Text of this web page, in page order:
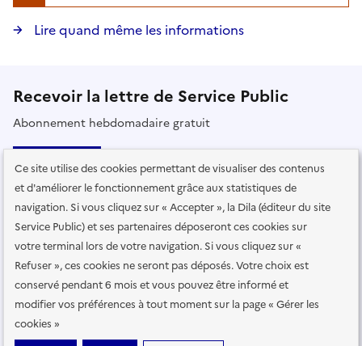
Ce site utilise des cookies permettant de visualiser des contenus
et d'améliorer le fonctionnement grâce aux statistiques de
navigation. Si vous cliquez sur « Accepter », la Dila (éditeur du site
Service Public) et ses partenaires déposeront ces cookies sur
votre terminal lors de votre navigation. Si vous cliquez sur «
Refuser », ces cookies ne seront pas déposés. Votre choix est
conservé pendant 6 mois et vous pouvez être informé et
modifier vos préférences à tout moment sur la page « Gérer les
cookies »
Lire quand même les informations
Recevoir la lettre de Service Public
Abonnement hebdomadaire gratuit
S’abonner
Lire la dernière lettre
Voir toutes les lettres
Suivez-nous
sur les réseaux sociaux